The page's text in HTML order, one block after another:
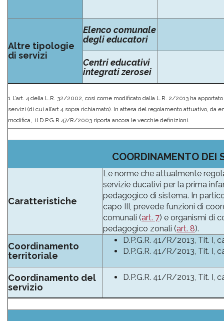
Altre tipologie
di servizi
Elenco comunale
degli educatori
Centri educativi
integrati zerosei
1 L’art. 4 della L.R. 32/2002, così come modificato dalla L.R. 2/2013 ha
servizi (di cui all’art 4 sopra richiamato). In attesa del regolamento attuativo, da
modifica, il D.P.G.R 47/R/2003 riporta ancora le vecchie definizioni.
COORDINAMENTO DEI
Caratteristiche
Le norme che attualmente
servizie ducativi per la prima
pedagogico di sistema. In
capo III, prevede funzioni di
comunali (art. 7) e organismi di
pedagogico zonali (art. 8).
Coordinamento
territoriale
D.P.G.R. 41/R/2013, Tit. I,
D.P.G.R. 41/R/2013, Tit. I,
Coordinamento del
servizio
D.P.G.R. 41/R/2013, Tit. I,